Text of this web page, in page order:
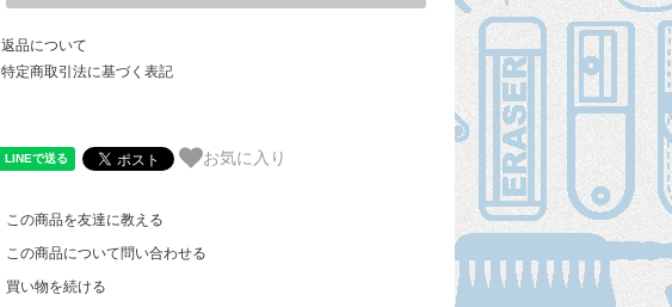
返品について
特定商取引法に基づく表記
お気に入り
この商品を友達に教える
この商品について問い合わせる
買い物を続ける